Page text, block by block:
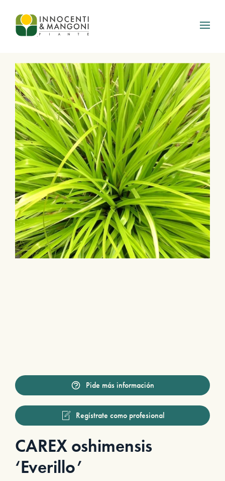
Skip to main content
Pide más información
Regístrate como profesional
CAREX oshimensis
‘Everillo’